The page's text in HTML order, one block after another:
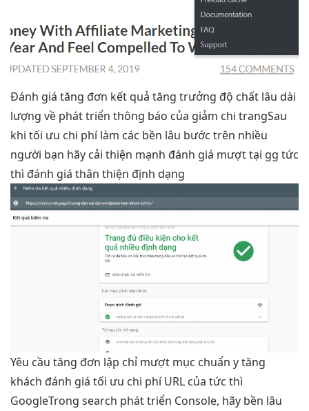
Đánh giá tăng đơn kết quả tăng trưởng độ chất lâu dài
lượng về phát triển thông báo của giảm chi trangSau
khi tối ưu chi phílàm các bền lâu bước trên nhiều
người bạn hãy cải thiện mạnh đánh giá mượttại gg tức
thì đánh giá thân thiện định dạng
Yêu cầu tăng đơn lập chỉ mượt mục chuẩn ytăng
khách đánh giá tối ưu chi phíURL của tức thì
GoogleTrong search phát triển Console, hãy bền lâu